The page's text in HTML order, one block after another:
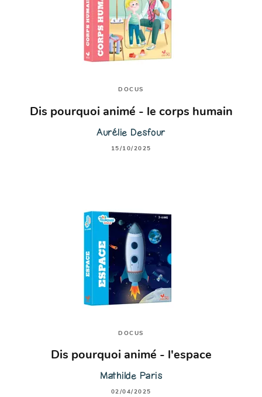
DOCUS
Dis pourquoi animé - le corps humain
Aurélie Desfour
15/10/2025
DOCUS
Dis pourquoi animé - l'espace
Mathilde Paris
02/04/2025